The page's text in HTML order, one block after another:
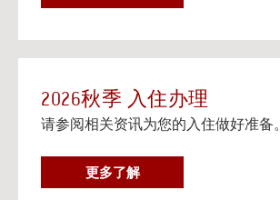
2026秋季 入住办理
请参阅相关资讯为您的入住做好准备。
更多了解2
0